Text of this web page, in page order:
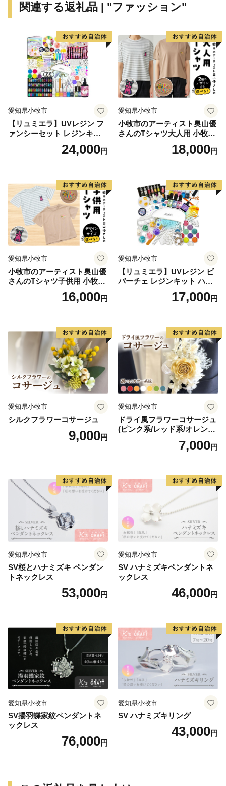
谷の両側が鮮やかな紅色に染まり、10月下旬から11月
ップをはじめ、多彩なイベントや地域の特産品の販売な
どが楽しめます。美作三湯のひとつ、奥津温泉も近く、
少し足をのばせば、珍しいウランガラスを展示している
妖精の森ガラス美術館もあります。
多くの文人にも愛された風情ある山里のいで湯。良質な
美人の湯として、与謝野鉄幹・晶子夫妻、棟方志功、小
や全国からの温泉ファンを引き付けています。
☆妖精の森ガラス美術館
世界的に珍しいウランガラス専門美術館「妖精の森ガラ
ス美術館」内にあるガラス工房では、吹きガラス体験・
サンドブラスト体験・リューター体験と３種類のガラス
作りを体験することができます。
☆岩井の滝と岩井の名水
子宝伝説もある岡山県最北端の滝。上部に岩盤が突き出
て岩屋を形成し、滝の裏側から眺めることができる「裏
見の滝」。裏から見るとカーテンのような神秘的な姿
で、パワースポットにもなっています。
◆お問い合わせ先◆
==============================
鏡野町ふるさと納税コールセンター
TEL ：050-3355-7158
MAIL：o.kagamino@do-furusato.jp
受付時間：平日9:00〜17:15
==============================
関連する返礼品 | "ファッション"
愛知県小牧市
【リュミエラ】UVレジン フ
ァンシーセット レジンキッ
ト ハンドメイド レジンクラ
フト アクセサリーキット 手
24,000円
愛知県小牧市
小牧市のアーティスト奥山優
さんのTシャツ大人用 小牧市
18,000円
愛知県小牧市
小牧市のアーティスト奥山優
さんのTシャツ子供用 小牧市
16,000円
愛知県小牧市
【リュミエラ】UVレジン ビ
バーチェ レジンキット ハン
ドメイド レジンクラフト ア
クセサリーキット 手作り セ
17,000円
愛知県小牧市
シルクフラワーコサージュ
9,000円
愛知県小牧市
ドライ風フラワーコサージュ
(ピンク系/レッド系/オレンジ
系/ホワイト系/イエロー系/グ
リーン系/ブルー系）7,000円
愛知県小牧市
SV桜とハナミズキ ペンダン
トネックレス
53,000円
愛知県小牧市
SV ハナミズキペンダントネ
ックレス
46,000円
愛知県小牧市
SV揚羽蝶家紋ペンダントネ
ックレス
76,000円
愛知県小牧市
SV ハナミズキリング
43,000円